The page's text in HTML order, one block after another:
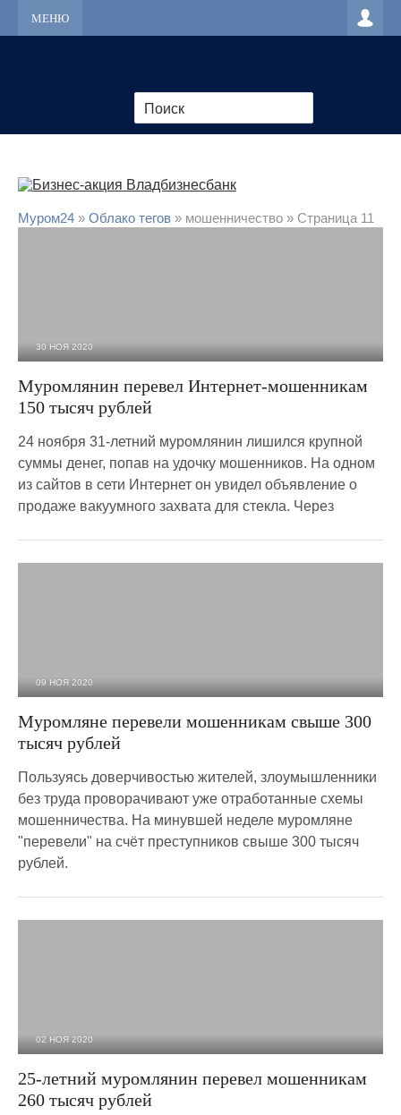
МЕНЮ
Муром24 » Облако тегов » мошенничество » Страница 11
30 НОЯ 2020
Муромлянин перевел Интернет-мошенникам
150 тысяч рублей
24 ноября 31-летний муромлянин лишился крупной
суммы денег, попав на удочку мошенников. На одном
из сайтов в сети Интернет он увидел объявление о
продаже вакуумного захвата для стекла. Через
09 НОЯ 2020
Муромляне перевели мошенникам свыше 300
тысяч рублей
Пользуясь доверчивостью жителей, злоумышленники
без труда проворачивают уже отработанные схемы
мошенничества. На минувшей неделе муромляне
"перевели" на счёт преступников свыше 300 тысяч
рублей.
02 НОЯ 2020
25-летний муромлянин перевел мошенникам
260 тысяч рублей